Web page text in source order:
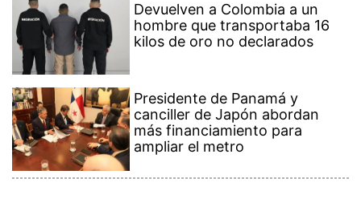
Devuelven a Colombia a un
hombre que transportaba 16
kilos de oro no declarados
Presidente de Panamá y
canciller de Japón abordan
más financiamiento para
ampliar el metro